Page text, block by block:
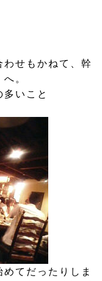
せもかねて、幹
。
いこと
てだったりしま